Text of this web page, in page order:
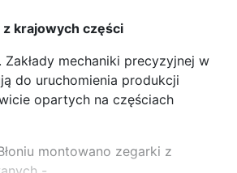
z krajowych części
Zakłady mechaniki precyzyjnej w
do uruchomienia produkcji
opartych na częściach
montowano zegarki z